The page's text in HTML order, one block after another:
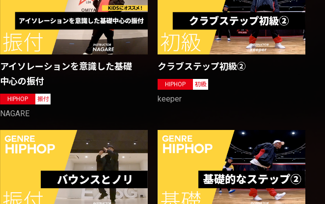
アイソレーションを意識した基礎
中心の振付
HIPHOP 振付
NAGARE
クラブステップ初級②
HIPHOP 初級
keeper